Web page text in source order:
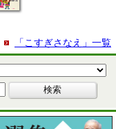
「こすぎさなえ」一覧